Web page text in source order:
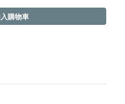
購物車